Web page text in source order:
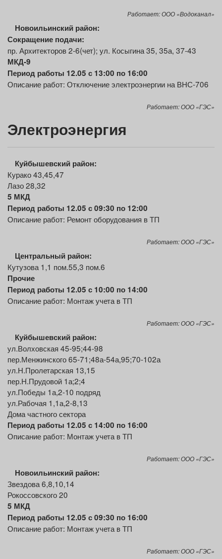
Работает: ООО «Водоканал»
Новоильинский район:
Сокращение подачи:
пр. Архитекторов 2-6(чет); ул. Косыгина 35, 35а, 37-43
МКД-9
Период работы 12.05 с 13:00 по 16:00
Описание работ: Отключение электроэнергии на ВНС-706
Работает: ООО «ГЭС»
Электроэнергия
Куйбышевский район:
Курако 43,45,47
Лазо 28,32
5 МКД
Период работы 12.05 с 09:30 по 12:00
Описание работ: Ремонт оборудования в ТП
Работает: ООО «ГЭС»
Центральный район:
Кутузова 1,1 пом.55,3 пом.6
Прочие
Период работы 12.05 с 10:00 по 14:00
Описание работ: Монтаж учета в ТП
Работает: ООО «ГЭС»
Куйбышевский район:
ул.Волховская 45-95;44-98
пер.Менжинского 65-71;48а-54а,95;70-102а
ул.Н.Пролетарская 13,15
пер.Н.Прудовой 1а;2;4
ул.Победы 1а,2-10 подряд
ул.Рабочая 1,1а,2-8,13
Дома частного сектора
Период работы 12.05 с 14:00 по 16:00
Описание работ: Монтаж учета в ТП
Работает: ООО «ГЭС»
Новоильинский район:
Звездова 6,8,10,14
Рокоссовского 20
5 МКД
Период работы 12.05 с 09:30 по 16:00
Описание работ: Монтаж учета в ТП
Работает: ООО «ГЭС»